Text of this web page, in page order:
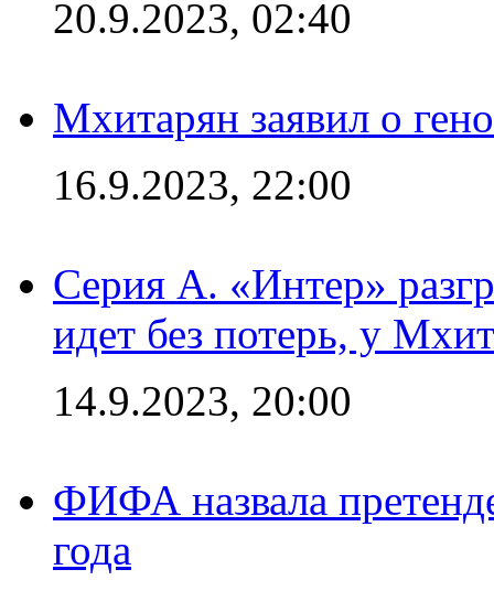
20.9.2023, 02:40
Мхитарян заявил о
16.9.2023, 22:00
Серия А. «Интер»
идет без потерь, у
14.9.2023, 20:00
ФИФА назвала
года